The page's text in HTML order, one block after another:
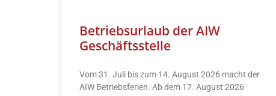
Betriebsurlaub der AIW
Geschäftsstelle
Vom 31. Juli bis zum 14. August 2026 macht der
AIW Betriebsferien. Ab dem 17. August 2026